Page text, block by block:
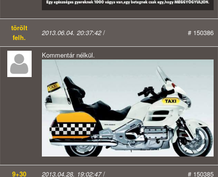
törölt
felh.
2013.06.04. 20:37:42/ # 150386
Kommentár nélkül.
9+30 2013.04.28. 19:02:47/ # 150385